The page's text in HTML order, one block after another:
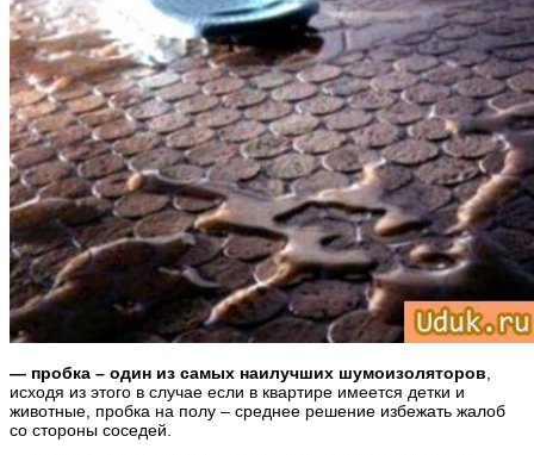
— пробка – один из самых наилучших шумоизоляторов
исходя из этого в случае если в квартире имеется детки и
животные, пробка на полу – среднее решение избежать жалоб
со стороны соседей.